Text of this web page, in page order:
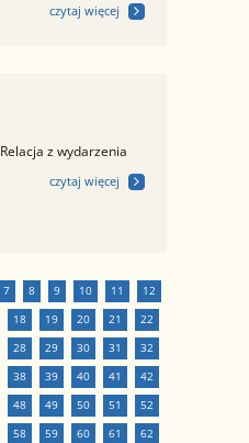
czytaj więcej
Relacja z wydarzenia
czytaj więcej
7 8 9 10 11
12
18 19 20 21
22
28 29 30 31
32
38 39 40 41
42
48 49 50 51
52
58 59 60 61
62